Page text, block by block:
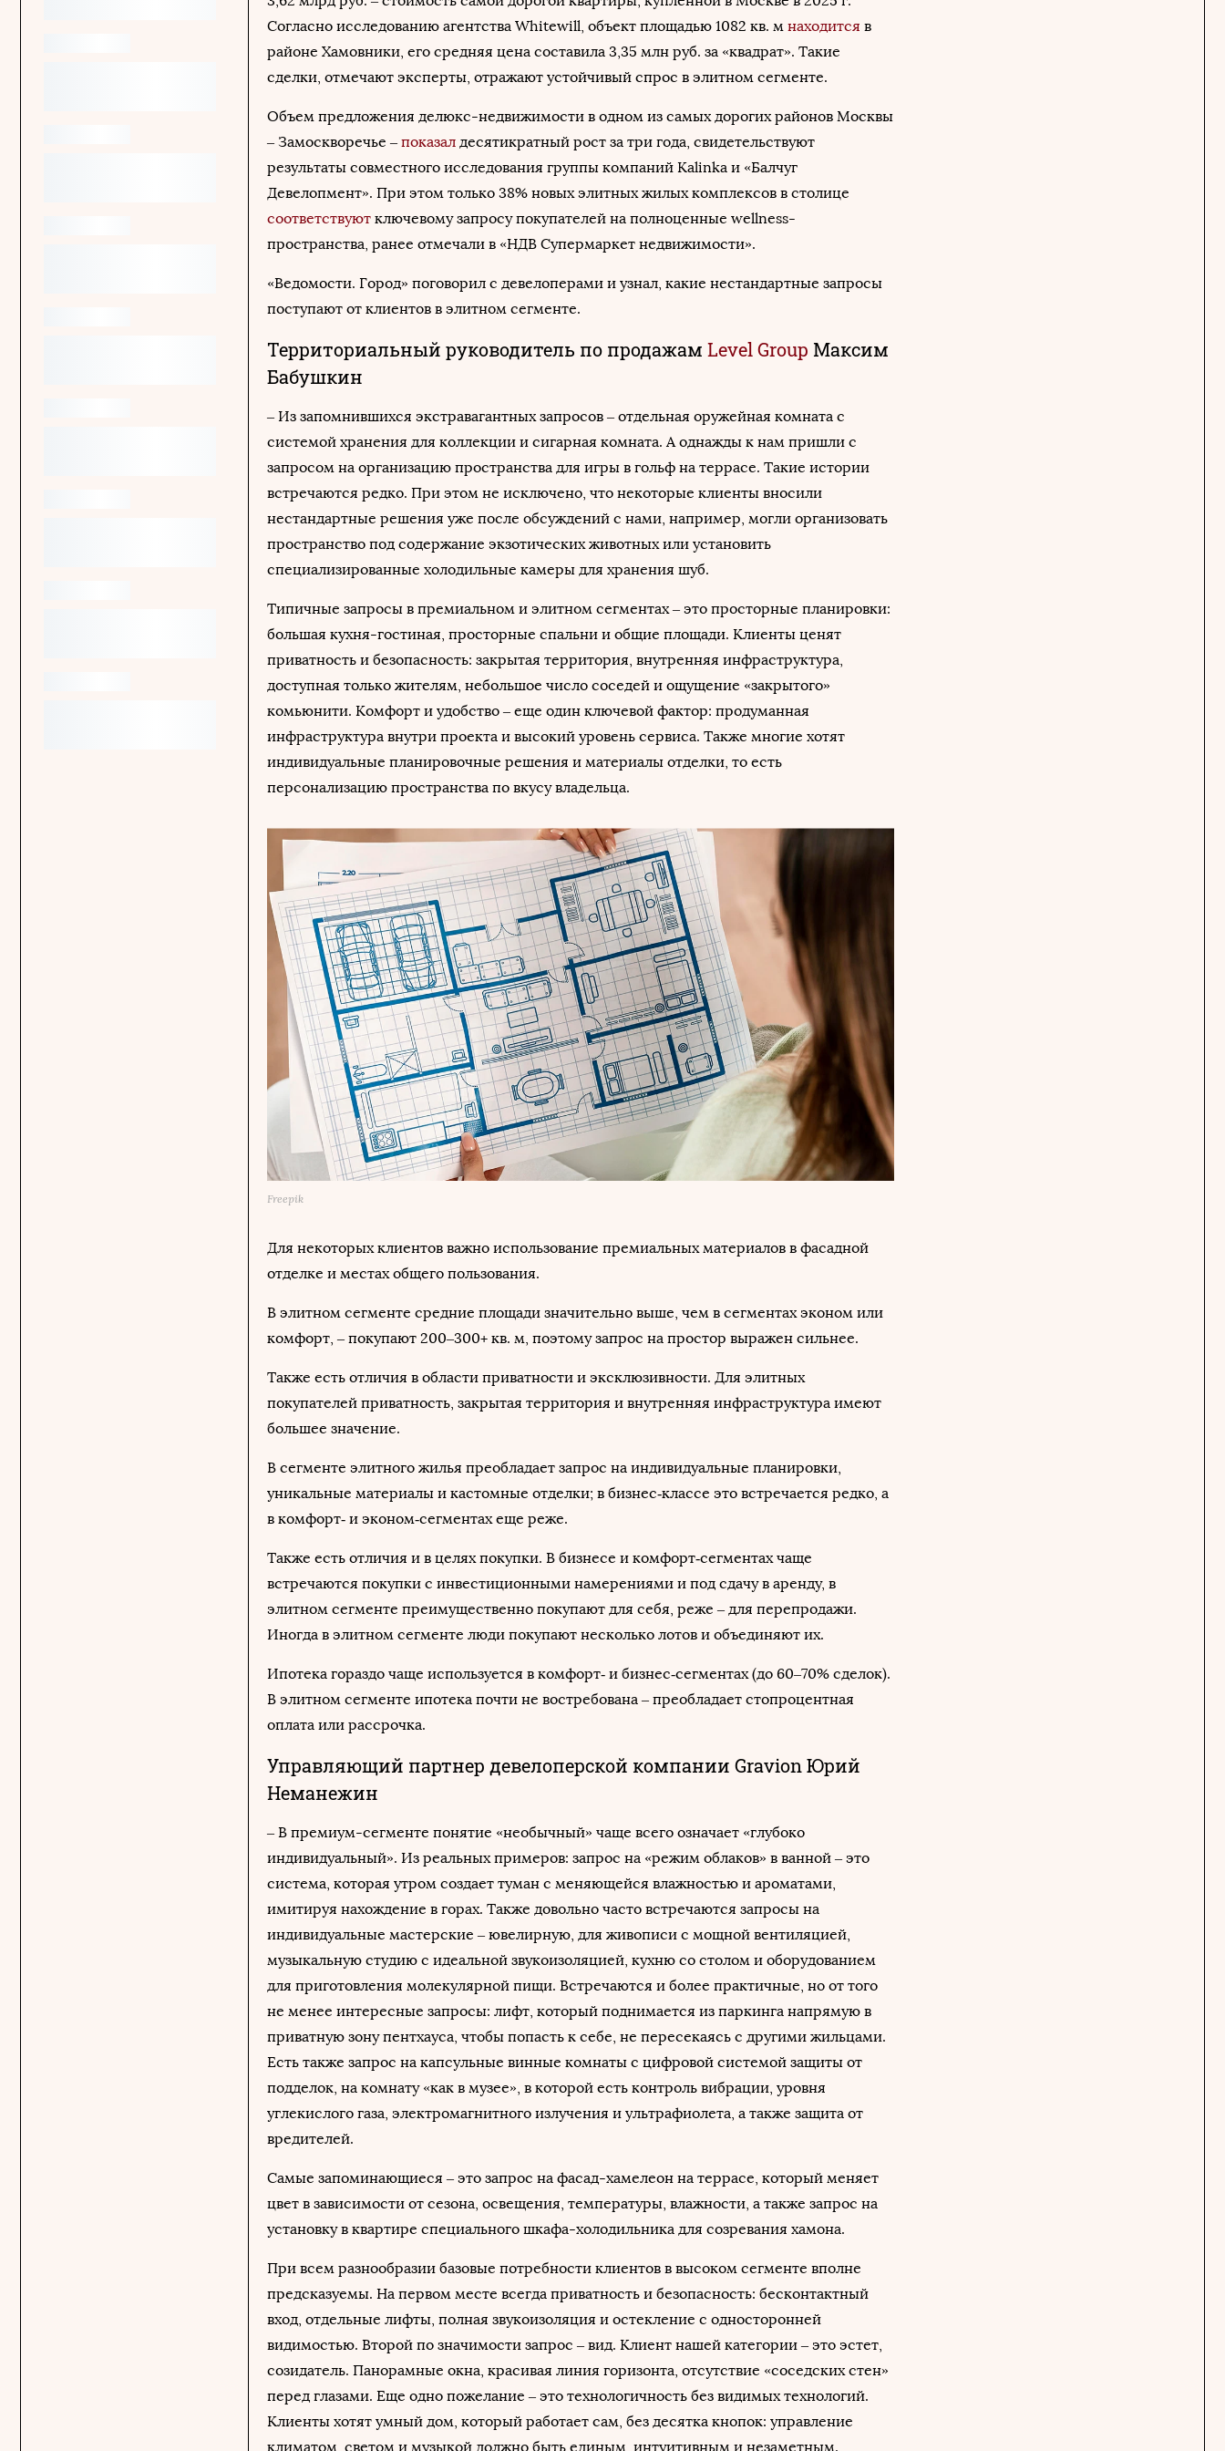
Согласно исследованию агентства Whitewill, объект площадью 1082 кв. м находится в
районе Хамовники, его средняя цена составила 3,35 млн руб. за «квадрат». Такие
сделки, отмечают эксперты, отражают устойчивый спрос в элитном сегменте.
Объем предложения делюкс-недвижимости в одном из самых дорогих районов Москвы
– Замоскворечье – показал десятикратный рост за три года, свидетельствуют
результаты совместного исследования группы компаний Kalinka и «Балчуг
Девелопмент». При этом только 38% новых элитных жилых комплексов в столице
соответствуют ключевому запросу покупателей на полноценные wellness-
пространства, ранее отмечали в «НДВ Супермаркет недвижимости».
«Ведомости. Город» поговорил с девелоперами и узнал, какие нестандартные запросы
поступают от клиентов в элитном сегменте.
Территориальный руководитель по продажам Level Group Максим
Бабушкин
– Из запомнившихся экстравагантных запросов – отдельная оружейная комната с
системой хранения для коллекции и сигарная комната. А однажды к нам пришли с
запросом на организацию пространства для игры в гольф на террасе. Такие истории
встречаются редко. При этом не исключено, что некоторые клиенты вносили
нестандартные решения уже после обсуждений с нами, например, могли организовать
пространство под содержание экзотических животных или установить
специализированные холодильные камеры для хранения шуб.
Типичные запросы в премиальном и элитном сегментах – это просторные планировки:
большая кухня-гостиная, просторные спальни и общие площади. Клиенты ценят
приватность и безопасность: закрытая территория, внутренняя инфраструктура,
доступная только жителям, небольшое число соседей и ощущение «закрытого»
комьюнити. Комфорт и удобство – еще один ключевой фактор: продуманная
инфраструктура внутри проекта и высокий уровень сервиса. Также многие хотят
индивидуальные планировочные решения и материалы отделки, то есть
персонализацию пространства по вкусу владельца.
Freepik
Для некоторых клиентов важно использование премиальных материалов в фасадной
отделке и местах общего пользования.
В элитном сегменте средние площади значительно выше, чем в сегментах эконом или
комфорт, – покупают 200–300+ кв. м, поэтому запрос на простор выражен сильнее.
Также есть отличия в области приватности и эксклюзивности. Для элитных
покупателей приватность, закрытая территория и внутренняя инфраструктура имеют
большее значение.
В сегменте элитного жилья преобладает запрос на индивидуальные планировки,
уникальные материалы и кастомные отделки; в бизнес‑классе это встречается редко, а
в комфорт‑ и эконом‑сегментах еще реже.
Также есть отличия и в целях покупки. В бизнесе и комфорт‑сегментах чаще
встречаются покупки с инвестиционными намерениями и под сдачу в аренду, в
элитном сегменте преимущественно покупают для себя, реже – для перепродажи.
Иногда в элитном сегменте люди покупают несколько лотов и объединяют их.
Ипотека гораздо чаще используется в комфорт‑ и бизнес‑сегментах (до 60–70% сделок).
В элитном сегменте ипотека почти не востребована – преобладает стопроцентная
оплата или рассрочка.
Управляющий партнер девелоперской компании Gravion Юрий
Неманежин
– В премиум-сегменте понятие «необычный» чаще всего означает «глубоко
индивидуальный». Из реальных примеров: запрос на «режим облаков» в ванной – это
система, которая утром создает туман с меняющейся влажностью и ароматами,
имитируя нахождение в горах. Также довольно часто встречаются запросы на
индивидуальные мастерские – ювелирную, для живописи с мощной вентиляцией,
музыкальную студию с идеальной звукоизоляцией, кухню со столом и оборудованием
для приготовления молекулярной пищи. Встречаются и более практичные, но от того
не менее интересные запросы: лифт, который поднимается из паркинга напрямую в
приватную зону пентхауса, чтобы попасть к себе, не пересекаясь с другими жильцами.
Есть также запрос на капсульные винные комнаты с цифровой системой защиты от
подделок, на комнату «как в музее», в которой есть контроль вибрации, уровня
углекислого газа, электромагнитного излучения и ультрафиолета, а также защита от
вредителей.
Самые запоминающиеся – это запрос на фасад-хамелеон на террасе, который меняет
цвет в зависимости от сезона, освещения, температуры, влажности, а также запрос на
установку в квартире специального шкафа-холодильника для созревания хамона.
При всем разнообразии базовые потребности клиентов в высоком сегменте вполне
предсказуемы. На первом месте всегда приватность и безопасность: бесконтактный
вход, отдельные лифты, полная звукоизоляция и остекление с односторонней
видимостью. Второй по значимости запрос – вид. Клиент нашей категории – это эстет,
созидатель. Панорамные окна, красивая линия горизонта, отсутствие «соседских стен»
перед глазами. Еще одно пожелание – это технологичность без видимых технологий.
Клиенты хотят умный дом, который работает сам, без десятка кнопок: управление
климатом, светом и музыкой должно быть единым, интуитивным и незаметным.